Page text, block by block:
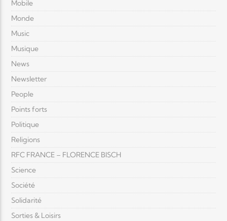
Mobile
Monde
Music
Musique
News
Newsletter
People
Points forts
Politique
Religions
RFC FRANCE – FLORENCE BISCH
Science
Société
Solidarité
Sorties & Loisirs